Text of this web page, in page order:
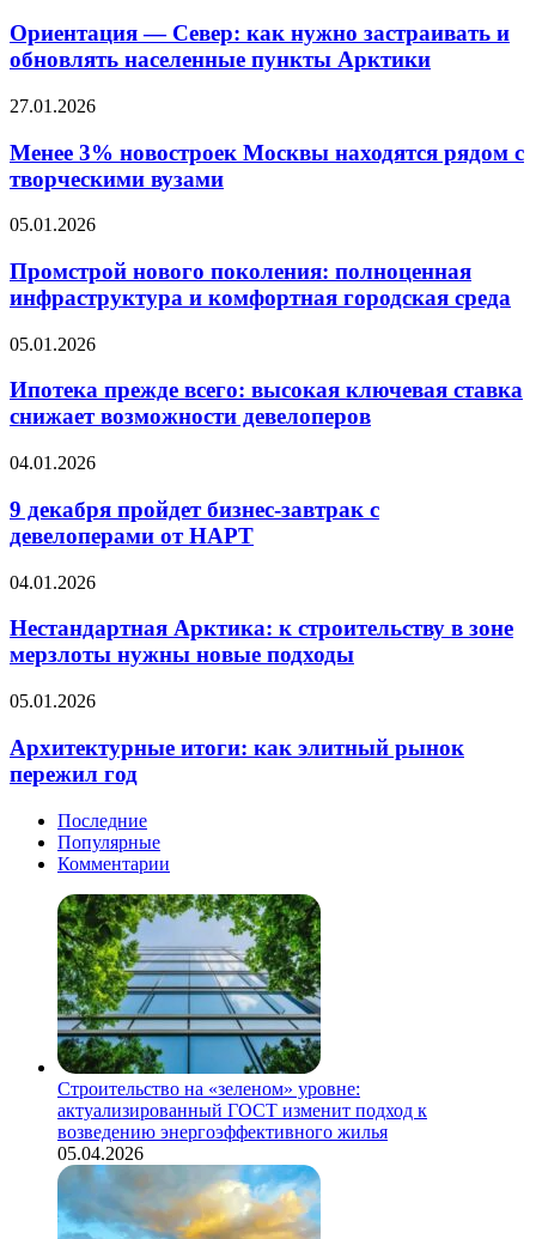
Московского
региона
Север:
как
нужно
и
населенные
пункты
Ориентация — Север: как нужно застраивать и
обновлять населенные пункты Арктики
Менее
новостроек
Москвы
находятся
с
вузами
27.01.2026
Менее 3% новостроек Москвы находятся рядом с
творческими вузами
Промстрой
поколения:
полноценная
инфраструктура
комфортная
среда
05.01.2026
Промстрой нового поколения: полноценная
инфраструктура и комфортная городская среда
Ипотека
всего:
ключевая
снижает
девелоперов
05.01.2026
Ипотека прежде всего: высокая ключевая ставка
снижает возможности девелоперов
9
пройдет
бизнес-
завтрак
девелоперами
НАРТ
04.01.2026
9 декабря пройдет бизнес-завтрак с
девелоперами от НАРТ
Нестандартная
к
строительству
в
мерзлоты
новые
подходы
04.01.2026
Нестандартная Арктика: к строительству в зоне
мерзлоты нужны новые подходы
Архитектурные
как
элитный
рынок
05.01.2026
Архитектурные итоги: как элитный рынок
пережил год
Последние
Популярные
Комментарии
Строительство на «зеленом» уровне:
актуализированный ГОСТ изменит подход к
возведению энергоэффективного жилья
05.04.2026